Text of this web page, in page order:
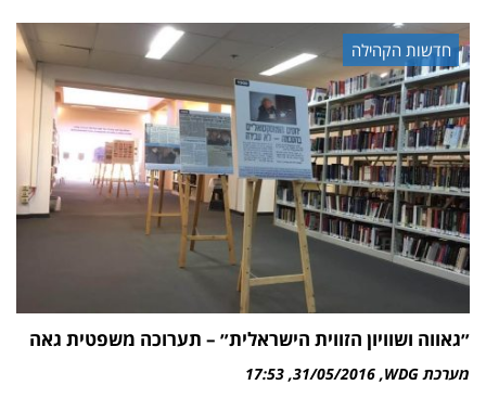
חדשות הקהילה
״גאווה ושוויון הזווית הישראלית״ – תערוכה משפטית גאה
מערכת WDG 31/05/2016
17:53